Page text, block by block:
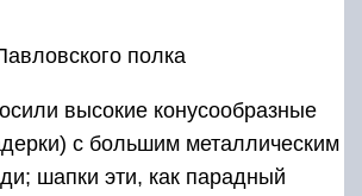
полка
высокие конусообразные
с большим металлическим
шапки эти, как парадный